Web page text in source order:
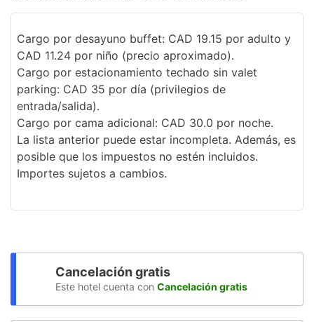
Centro de negocios
Personal multilingüe
Recepción 24 horas
Golf
Propiedad libre de humo
Seguro
Servicios con cargo extra
Cargo por desayuno buffet: CAD 19.15 por adulto y
CAD 11.24 por niño (precio aproximado).
Cargo por estacionamiento techado sin valet
parking: CAD 35 por día (privilegios de
entrada/salida).
Cargo por cama adicional: CAD 30.0 por noche.
La lista anterior puede estar incompleta. Además, es
posible que los impuestos no estén incluidos.
Importes sujetos a cambios.
Cancelación gratis
Este hotel cuenta con Cancelación gratis